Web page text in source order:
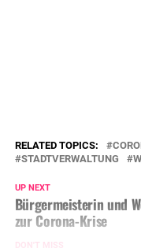
RELATED TOPICS:
STADTVERWALTUNG
UP NEXT
Bürgermeisterin und
zur Corona-Krise
DON'T MISS